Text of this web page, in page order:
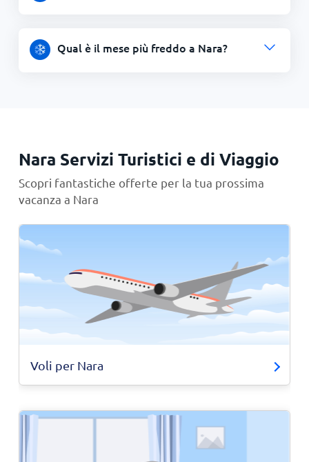
Qual è il mese più freddo a Nara?
Nara Servizi Turistici e di Viaggio
Scopri fantastiche offerte per la tua prossima
vacanza a Nara
Voli per Nara